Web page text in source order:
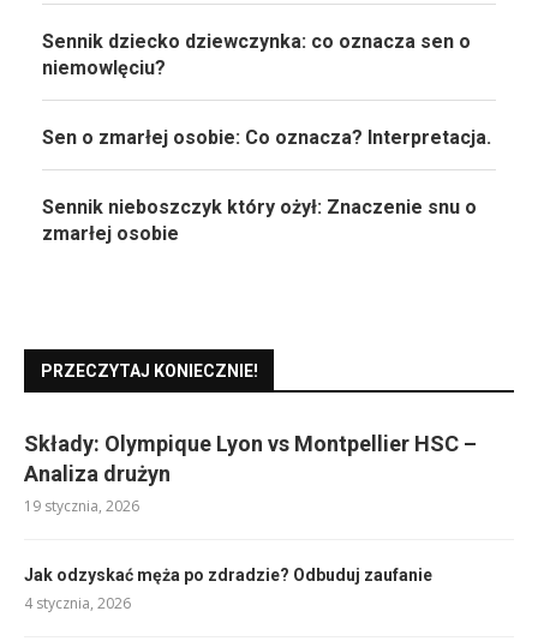
Sennik dziecko dziewczynka: co oznacza sen o
niemowlęciu?
Sen o zmarłej osobie: Co oznacza? Interpretacja.
Sennik nieboszczyk który ożył: Znaczenie snu o
zmarłej osobie
PRZECZYTAJ KONIECZNIE!
Składy: Olympique Lyon vs Montpellier HSC –
Analiza drużyn
19 stycznia, 2026
Jak odzyskać męża po zdradzie? Odbuduj zaufanie
4 stycznia, 2026